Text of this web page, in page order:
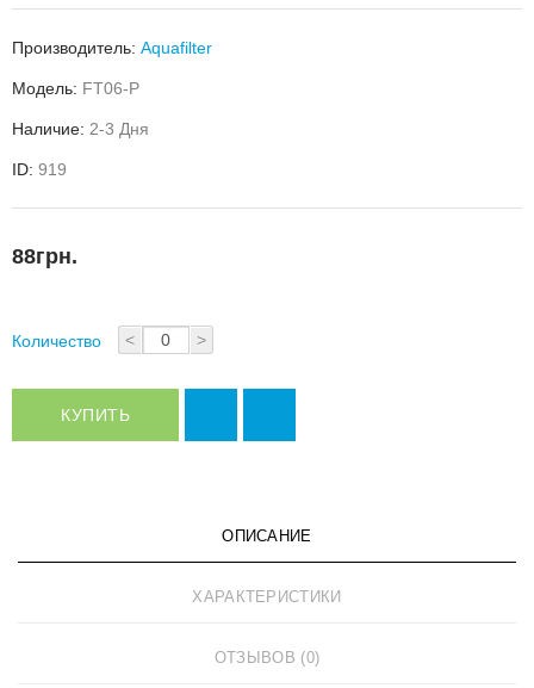
Производитель: Aquafilter
Модель: FT06-P
Наличие: 2-3 Дня
ID: 919
88грн.
Количество < >
КУПИТЬ
ОПИСАНИЕ
ХАРАКТЕРИСТИКИ
ОТЗЫВОВ (0)